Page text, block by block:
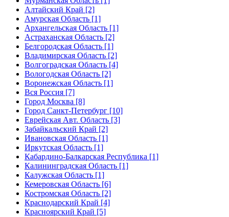
Алтайский Край [2]
Амурская Область [1]
Архангельская Область [1]
Астраханская Область [2]
Белгородская Область [1]
Владимирская Область [2]
Волгоградская Область [4]
Вологодская Область [2]
Воронежская Область [1]
Вся Россия [7]
Город Москва [8]
Город Санкт-Петербург [10]
Еврейская Авт. Область [3]
Забайкальский Край [2]
Ивановская Область [1]
Иркутская Область [1]
Кабардино-Балкарская Республика [1]
Калининградская Область [1]
Калужская Область [1]
Кемеровская Область [6]
Костромская Область [2]
Краснодарский Край [4]
Красноярский Край [5]